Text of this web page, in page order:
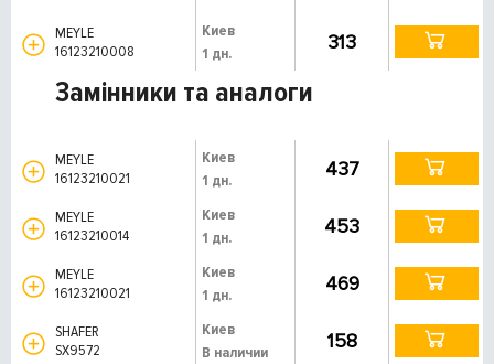
MEYLE
16123210008
Киев
1 дн.
313
Замінники та аналоги
MEYLE
16123210021
Киев
1 дн.
437
MEYLE
16123210014
Киев
1 дн.
453
MEYLE
16123210021
Киев
1 дн.
469
SHAFER
SX9572
Киев
В наличии
158